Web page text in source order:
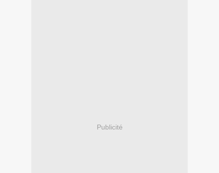
Publicité